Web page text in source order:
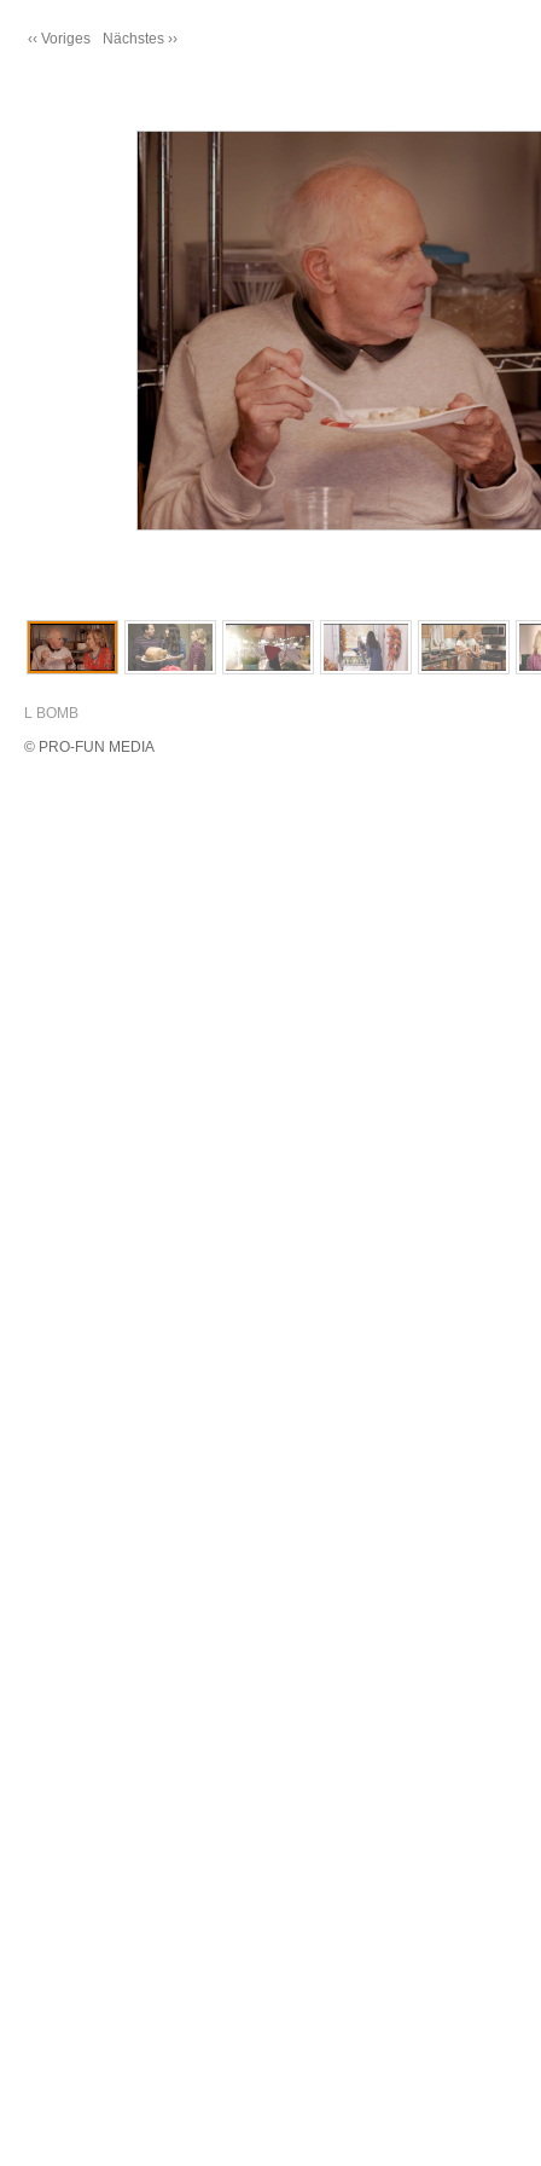
‹‹ Voriges Nächstes ››
L BOMB
© PRO-FUN MEDIA